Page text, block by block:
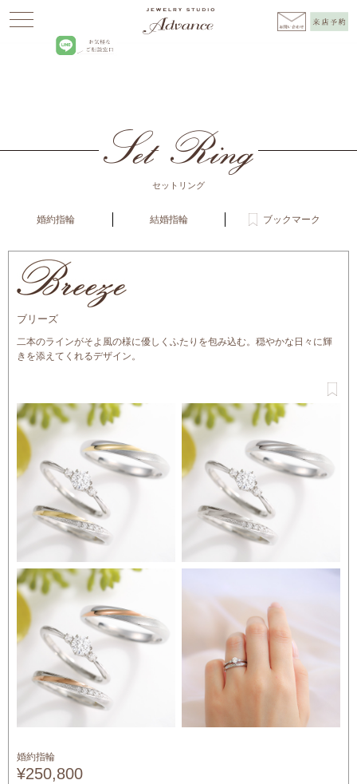
セットリング
婚約指輪 結婚指輪 ブックマーク
ブリーズ
二本のラインがそよ風の様に優しくふたりを包み込む。穏やかな日々に輝
きを添えてくれるデザイン。
婚約指輪
¥250,800